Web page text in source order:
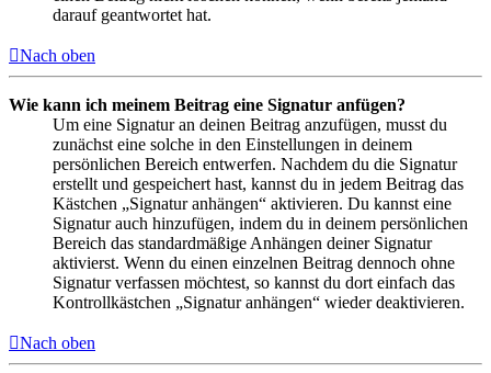
darauf geantwortet hat.
Nach oben
Wie kann ich meinem Beitrag eine Signatur anfügen?
Um eine Signatur an deinen Beitrag anzufügen, musst du
zunächst eine solche in den Einstellungen in deinem
persönlichen Bereich entwerfen. Nachdem du die Signatur
erstellt und gespeichert hast, kannst du in jedem Beitrag das
Kästchen „Signatur anhängen“ aktivieren. Du kannst eine
Signatur auch hinzufügen, indem du in deinem persönlichen
Bereich das standardmäßige Anhängen deiner Signatur
aktivierst. Wenn du einen einzelnen Beitrag dennoch ohne
Signatur verfassen möchtest, so kannst du dort einfach das
Kontrollkästchen „Signatur anhängen“ wieder deaktivieren.
Nach oben